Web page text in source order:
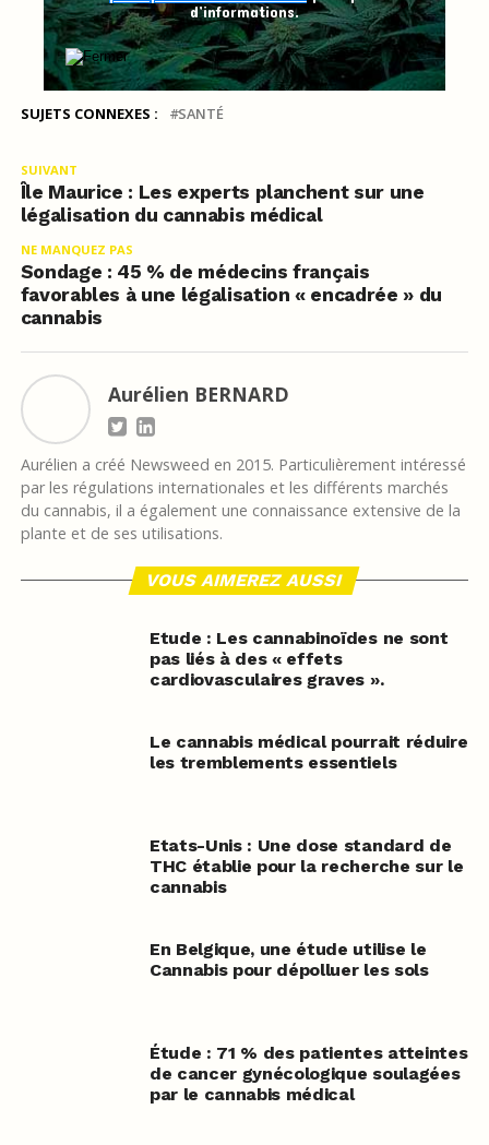
d’informations.
SUJETS CONNEXES : SANTÉ
SUIVANT
Île Maurice : Les experts planchent sur une
légalisation du cannabis médical
NE MANQUEZ PAS
Sondage : 45 % de médecins français
favorables à une légalisation « encadrée » du
cannabis
Aurélien BERNARD
Aurélien a créé Newsweed en 2015. Particulièrement intéressé
par les régulations internationales et les différents marchés
du cannabis, il a également une connaissance extensive de la
plante et de ses utilisations.
VOUS AIMEREZ AUSSI
Etude : Les cannabinoïdes ne sont
pas liés à des « effets
cardiovasculaires graves ».
Le cannabis médical pourrait réduire
les tremblements essentiels
Etats-Unis : Une dose standard de
THC établie pour la recherche sur le
cannabis
En Belgique, une étude utilise le
Cannabis pour dépolluer les sols
Étude : 71 % des patientes atteintes
de cancer gynécologique soulagées
par le cannabis médical